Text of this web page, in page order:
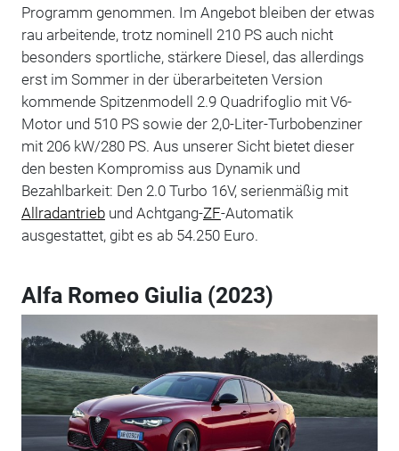
Programm genommen. Im Angebot bleiben der etwas
rau arbeitende, trotz nominell 210 PS auch nicht
besonders sportliche, stärkere Diesel, das allerdings
erst im Sommer in der überarbeiteten Version
kommende Spitzenmodell 2.9 Quadrifoglio mit V6-
Motor und 510 PS sowie der 2,0-Liter-Turbobenziner
mit 206 kW/280 PS. Aus unserer Sicht bietet dieser
den besten Kompromiss aus Dynamik und
Bezahlbarkeit: Den 2.0 Turbo 16V, serienmäßig mit
Allradantriebund Achtgang-ZF-Automatik
ausgestattet, gibt es ab 54.250 Euro.
Alfa Romeo Giulia (2023)